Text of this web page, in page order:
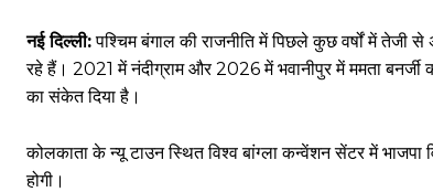
नई दिल्ली:पश्चिम बंगाल की राजनीति में पिछले कुछ वर्षों में
रहे हैं। 2021 में नंदीग्राम और 2026 में भवानीपुर में ममता बनर्जी
का संकेत दिया है।
कोलकाता के न्यू टाउन स्थित विश्व बांग्ला कन्वेंशन सेंटर में
होगी।